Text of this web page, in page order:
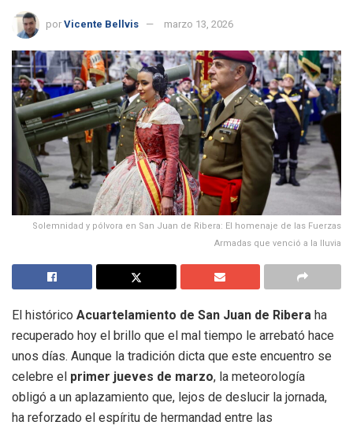
por Vicente Bellvis marzo 13, 2026
Solemnidad y pólvora en San Juan de Ribera: El homenaje de las Fuerzas
Armadas que venció a la lluvia
El histórico Acuartelamiento de San Juan de Ribera ha
recuperado hoy el brillo que el mal tiempo le arrebató hace
unos días. Aunque la tradición dicta que este encuentro se
celebre el primer jueves de marzo, la meteorología
obligó a un aplazamiento que, lejos de deslucir la jornada,
ha reforzado el espíritu de hermandad entre las